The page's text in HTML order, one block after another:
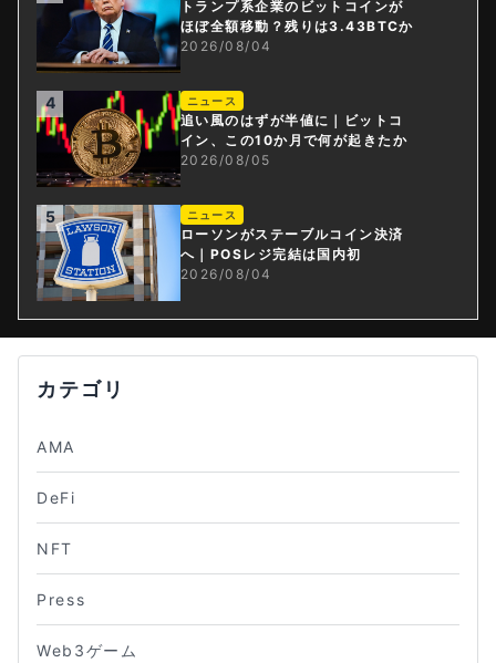
トランプ系企業のビットコインが
ほぼ全額移動？残りは3.43BTCか
2026/08/04
4 ニュース
追い風のはずが半値に｜ビットコ
イン、この10か月で何が起きたか
2026/08/05
5 ニュース
ローソンがステーブルコイン決済
へ｜POSレジ完結は国内初
2026/08/04
カテゴリ
AMA
DeFi
NFT
Press
Web3ゲーム